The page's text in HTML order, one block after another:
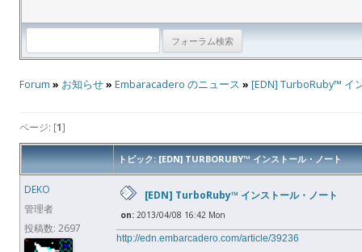
Forum » お知らせ» Embaracadero のニュース » [EDN] TurboRuby™ イ
ページ: [1]
トピック: [EDN] TURBORUBY™ インストール・ノート
DEKO
管理者
投稿数: 2697
[EDN] TurboRuby™ インストール・ノート
on: 2013/04/08 16:42 Mon
http://edn.embarcadero.com/article/39236